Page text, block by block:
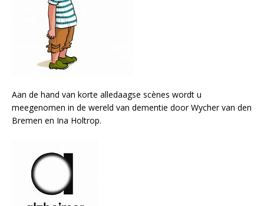
Aan de hand van korte alledaagse scènes wordt u
meegenomen in de wereld van dementie door Wycher van den
Bremen en Ina Holtrop.